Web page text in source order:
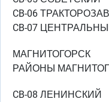
CB-06
CB-07
МАГНИТОГОРСК
РАЙОНЫ
CB-08 ЛЕНИНСКИЙ